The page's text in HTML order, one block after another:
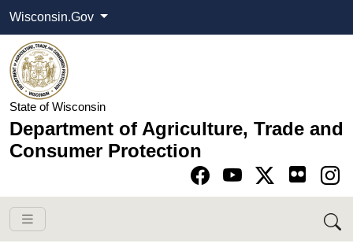
Wisconsin.Gov
State of Wisconsin
Department of Agriculture, Trade and
Consumer Protection
Go to Facebook
Go to YouTube
Go to Twitter-X
Go to Instagram